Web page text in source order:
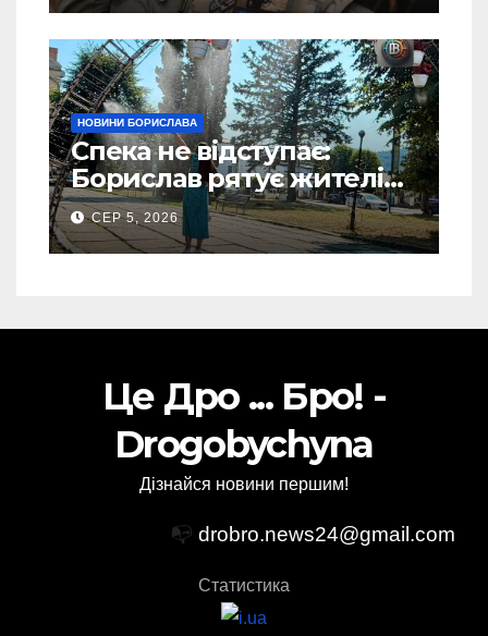
НОВИНИ БОРИСЛАВА
Спека не відступає:
Борислав рятує жителів
від рекордної спеки
(Фото)
СЕР 5, 2026
Це Дро ... Бро! -
Drogobychyna
Дізнайся новини першим!
📭 drobro.news24@gmail.com
Статистика